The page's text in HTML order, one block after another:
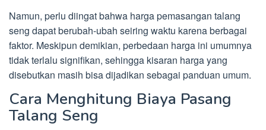
Namun, perlu diingat bahwa harga pemasangan talang
seng dapat berubah-ubah seiring waktu karena berbagai
faktor. Meskipun demikian, perbedaan harga ini umumnya
tidak terlalu signifikan, sehingga kisaran harga yang
disebutkan masih bisa dijadikan sebagai panduan umum.
Cara Menghitung Biaya Pasang
Talang Seng